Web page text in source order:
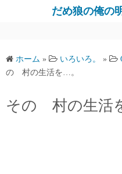
だめ狼の俺の
ホーム » いろいろ。 »
の 村の生活を…。
その 村の生活